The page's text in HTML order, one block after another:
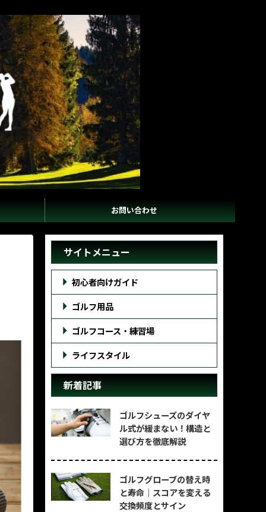
お問い合わせ
サイトメニュー
初心者向けガイド
ゴルフ用品
ゴルフコース・練習場
ライフスタイル
新着記事
ゴルフシューズのダイヤ
ル式が緩まない！構造と
選び方を徹底解説
ゴルフグローブの替え時
と寿命｜スコアを変える
交換頻度とサイン